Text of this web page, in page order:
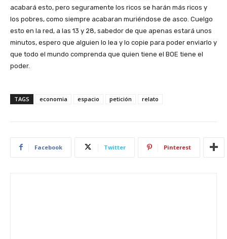
acabará esto, pero seguramente los ricos se harán más ricos y
los pobres, como siempre acabaran muriéndose de asco. Cuelgo
esto en la red, a las 13 y 28, sabedor de que apenas estará unos
minutos, espero que alguien lo lea y lo copie para poder enviarlo y
que todo el mundo comprenda que quien tiene el BOE tiene el
poder.
TAGS economia espacio petición relato
Facebook Twitter Pinterest